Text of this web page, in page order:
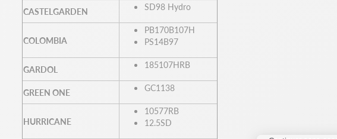
CASTELGARDEN SD98 Hydro
COLOMBIA
PB170B107H
PS14B97
GARDOL 185107HRB
GREEN ONE GC1138
HURRICANE
10577RB
12.5SD